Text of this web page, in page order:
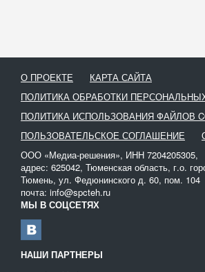
О ПРОЕКТЕ
КАРТА САЙТА
ПОЛИТИКА ОБРАБОТКИ
ПОЛИТИКА ИСПОЛЬЗОВАНИЯ ФАЙЛОВ
ПОЛЬЗОВАТЕЛЬСКОЕ СОГЛАШЕНИЕ
ООО «Медиа-решения», ИНН 7204205305,
адрес: 625042, Тюменская область, г.о.
Тюмень, ул. Федюнинского д. 60, пом. 104
почта: info@spcteh.ru
МЫ В СОЦСЕТЯХ
НАШИ ПАРТНЕРЫ